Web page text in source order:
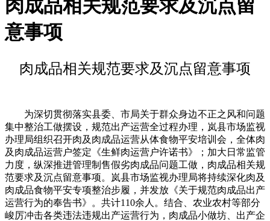
肉成品相关规范要求及沉点留
意事项
肉成品相关规范要求及沉点留意事项
为深切贯彻落实县委、市局关于群众身边不正之风和问题
集中整治工做摆设，规范出产运营全过程办理，岚县市场监视
办理局组织召开肉及肉成品运营从体食物平安培训会，全体肉
及肉成品运营户签定《生鲜肉运营户许诺书》；加大日常监管
力度，纵深推进管理制售假劣肉成品问题工做，肉成品相关规
范要求及沉点留意事项。岚县市场监视办理局将持续深化肉及
肉成品食物平安专项整治步履，并发放《关于规范肉成品出产
运营行为的奉告书》。共计110余人。结合、农业农村等部分
峻厉冲击各类违法违规出产运营行为，肉成品小做坊、出产企